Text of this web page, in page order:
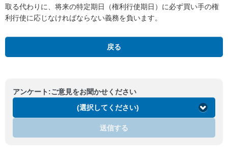
取る代わりに、将来の特定期日（権利行使期日）に必ず買い手の権
利行使に応じなければならない義務を負います。
戻る
アンケート:ご意見をお聞かせください
(選択してください)
送信する